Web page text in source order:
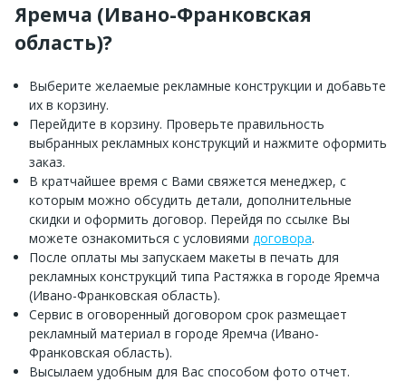
Яремча (Ивано-Франковская
область)?
Выберите желаемые рекламные конструкции и добавьте
их в корзину.
Перейдите в корзину. Проверьте правильность
выбранных рекламных конструкций и нажмите оформить
заказ.
В кратчайшее время с Вами свяжется менеджер, с
которым можно обсудить детали, дополнительные
скидки и оформить договор. Перейдя по ссылке Вы
можете ознакомиться с условиями договора.
После оплаты мы запускаем макеты в печать для
рекламных конструкций типа Растяжка в городе Яремча
(Ивано-Франковская область).
Сервис в оговоренный договором срок размещает
рекламный материал в городе Яремча (Ивано-
Франковская область).
Высылаем удобным для Вас способом фото отчет.